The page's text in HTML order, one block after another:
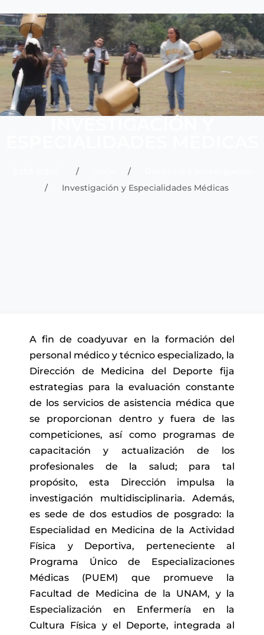
Investigación y Especialidades Médicas
A fin de coadyuvar en la formación del
personal médico y técnico especializado, la
Dirección de Medicina del Deporte fija
estrategias para la evaluación constante
de los servicios de asistencia médica que
se proporcionan dentro y fuera de las
competiciones, así como programas de
capacitación y actualización de los
profesionales de la salud; para tal
propósito, esta Dirección impulsa la
investigación multidisciplinaria. Además,
es sede de dos estudios de posgrado: la
Especialidad en Medicina de la Actividad
Física y Deportiva, perteneciente al
Programa Único de Especializaciones
Médicas (PUEM) que promueve la
Facultad de Medicina de la UNAM, y la
Especialización en Enfermería en la
Cultura Física y el Deporte, integrada al